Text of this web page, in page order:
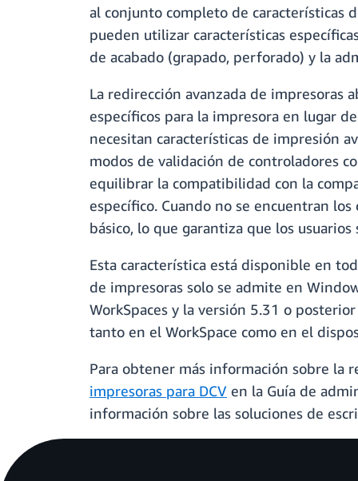
al conjunto completo de características
pueden utilizar características
de acabado (grapado, perforado) y la
La redirección avanzada de impresoras
específicos para la impresora en lugar
necesitan características de impresión
modos de validación de controladores
equilibrar la compatibilidad con la
específico. Cuando no se encuentran
básico, lo que garantiza que los
Esta característica está disponible en
de impresoras solo se admite en
WorkSpaces y la versión 5.31 o
tanto en el WorkSpace como en el
Para obtener más información sobre la
impresoras para DCV en la Guía de
información sobre las soluciones de